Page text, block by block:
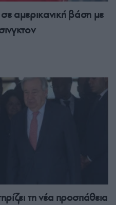
σε αμερικανική βάση με
τη νέα προσπάθεια